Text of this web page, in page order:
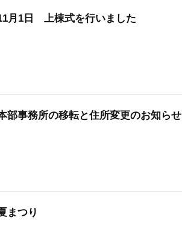
月1日 上棟式を行いました
部事務所の移転と住所変更のお知らせ
まつり